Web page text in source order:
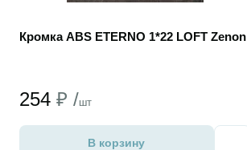
Кромка ABS ETERNO 1*22 LOFT Zenon
254 ₽ /шт
В корзину